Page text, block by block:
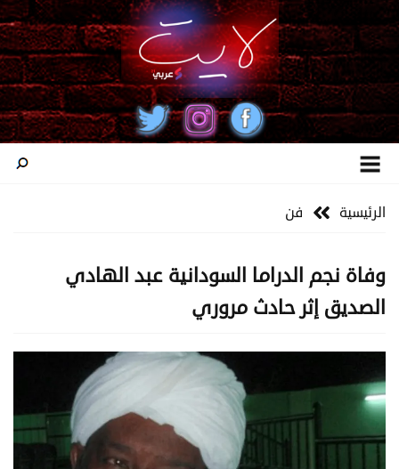
الرئيسية فن
وفاة نجم الدراما السودانية عبد الهادي
الصديق إثر حادث مروري